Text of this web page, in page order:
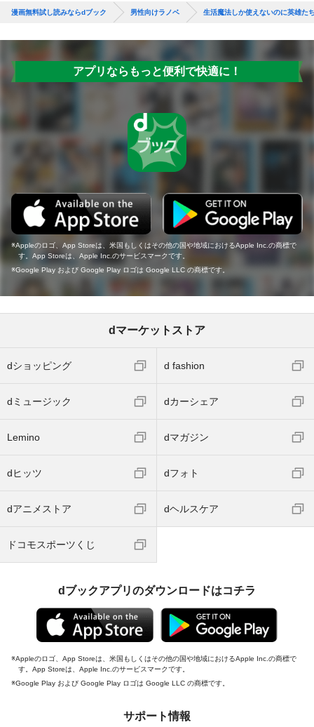
漫画無料試し読みならdブック 男性向けラノベ 生活魔法しか使えないのに英雄た
アプリならもっと便利で快適に！
Appleのロゴ、App Storeは、米国もしくはその他の国や地域におけるApple Inc.の商標で
す。App Storeは、Apple Inc.のサービスマークです。
Google Play および Google Play ロゴは Google LLC の商標です。
dマーケットストア
dショッピング d fashion
dミュージック dカーシェア
Lemino dマガジン
dヒッツ dフォト
dアニメストア dヘルスケア
ドコモスポーツくじ
dブックアプリのダウンロードはコチラ
Appleのロゴ、App Storeは、米国もしくはその他の国や地域におけるApple Inc.の商標で
す。App Storeは、Apple Inc.のサービスマークです。
Google Play および Google Play ロゴは Google LLC の商標です。
サポート情報